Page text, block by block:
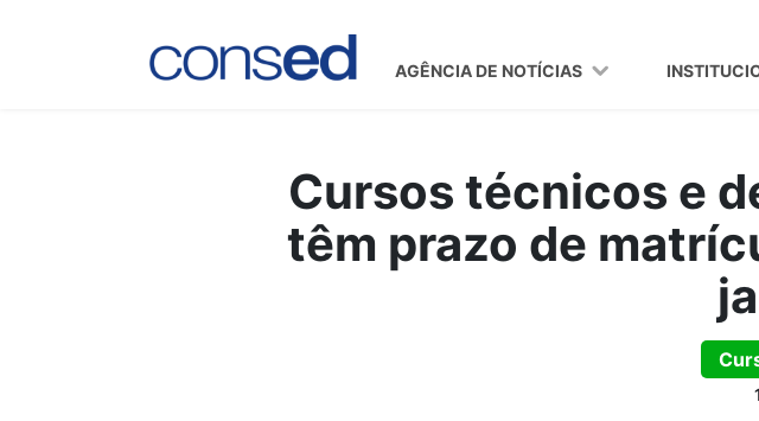
AGÊNCIA DE NOTÍCIAS
Cursos técnicos e
têm prazo de